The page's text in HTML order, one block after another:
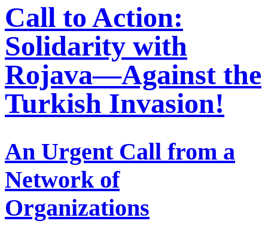
Call to Action:
Solidarity with
Rojava—Against the
Turkish Invasion!
An Urgent Call from a
Network of
Organizations